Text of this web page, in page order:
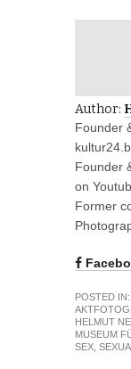
Author:
Founder
Founder
on
Former
POSTED IN:
HELMUT
MUSEUM
SEX,